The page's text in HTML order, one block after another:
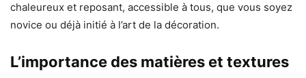
chaleureux et reposant, accessible à tous, que vous soyez
novice ou déjà initié à l’art de la décoration.
L’importance des matières et textures